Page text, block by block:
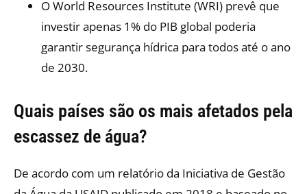
O World Resources Institute (WRI) prevê que
investir apenas 1% do PIB global poderia
garantir segurança hídrica para todos até o ano
de 2030.
Quais países são os mais afetados pela
escassez de água?
De acordo com um relatório da Iniciativa de Gestão